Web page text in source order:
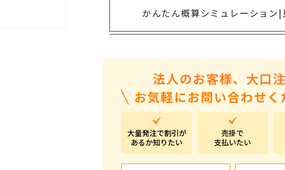
安全大会ノベ
入学・卒業記
自治体・公共
ポストイン
ばらまき、ショ
ルティ
かんたん概算シミュレーション|
法人のお客様、大口
お気軽にお問い合わせく
大量発注で割引が
あるか知りたい
売掛で
支払いたい